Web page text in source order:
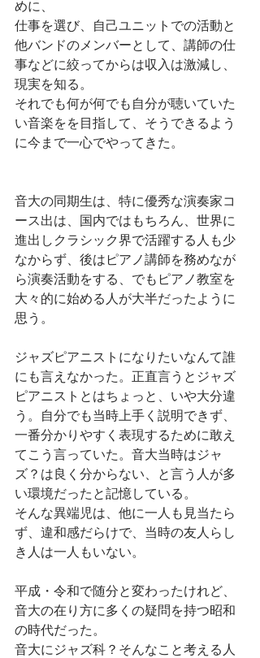
めに、
仕事を選び、自己ユニットでの活動と
他バンドのメンバーとして、講師の仕
事などに絞ってからは収入は激減し、
現実を知る。
それでも何が何でも自分が聴いていた
い音楽をを目指して、そうできるよう
に今まで一心でやってきた。
音大の同期生は、特に優秀な演奏家コ
ース出は、国内ではもちろん、世界に
進出しクラシック界で活躍する人も少
なからず、後はピアノ講師を務めなが
ら演奏活動をする、でもピアノ教室を
大々的に始める人が大半だったように
思う。
ジャズピアニストになりたいなんて誰
にも言えなかった。正直言うとジャズ
ピアニストとはちょっと、いや大分違
う。自分でも当時上手く説明できず、
一番分かりやすく表現するために敢え
てこう言っていた。音大当時はジャ
ズ？は良く分からない、と言う人が多
い環境だったと記憶している。
そんな異端児は、他に一人も見当たら
ず、違和感だらけで、当時の友人らし
き人は一人もいない。
平成・令和で随分と変わったけれど、
音大の在り方に多くの疑問を持つ昭和
の時代だった。
音大にジャズ科？そんなこと考える人